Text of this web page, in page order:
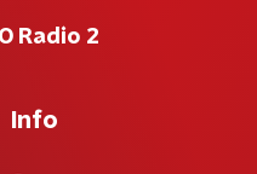
Radio 2
Info